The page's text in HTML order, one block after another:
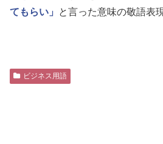
てもらい」
と言った意味の敬語表
ビジネス用語